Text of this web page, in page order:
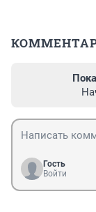
Гость
Войти